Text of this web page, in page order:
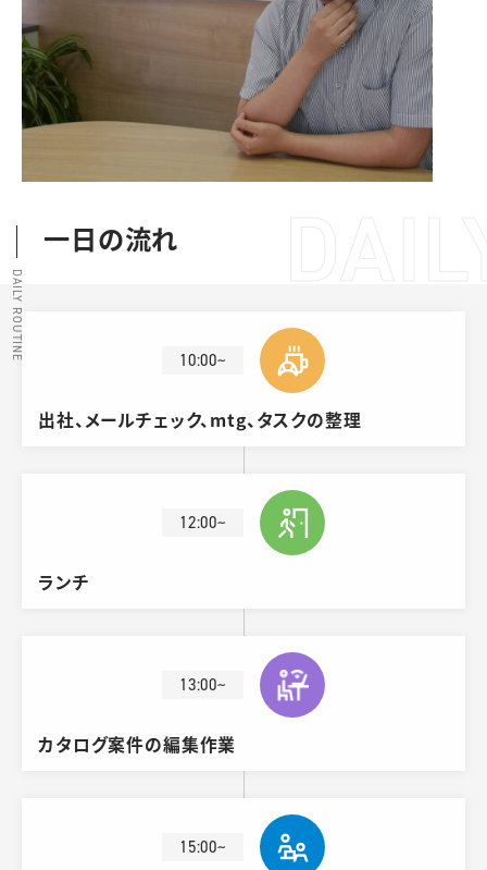
一日の流れ
DAILY ROUTINE 10:00~
出社、メールチェック、mtg、タスクの整理
12:00~
ランチ
13:00~
カタログ案件の編集作業
15:00~